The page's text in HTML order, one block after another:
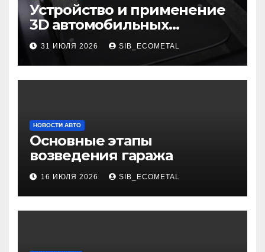
Устройство и применение
3D автомобильных
ковриков
31 ИЮЛЯ 2026 SIB_ECOMETAL
НОВОСТИ АВТО
Основные этапы
возведения гаража
16 ИЮЛЯ 2026 SIB_ECOMETAL